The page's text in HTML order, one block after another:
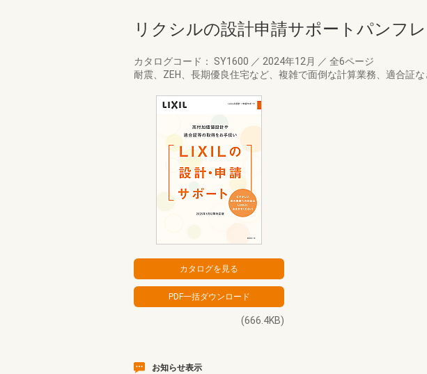
リクシルの設計申請サポートパンフレ
カタログコード： SY1600 ／ 2024年12月 ／ 全6ページ
耐震、ZEH、長期優良住宅など、複雑で面倒な計算業務、適合証
(666.4KB)
お知らせ表示